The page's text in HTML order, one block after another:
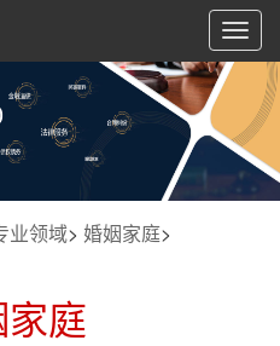
切
换
航
业领域> 婚姻家庭>
庭